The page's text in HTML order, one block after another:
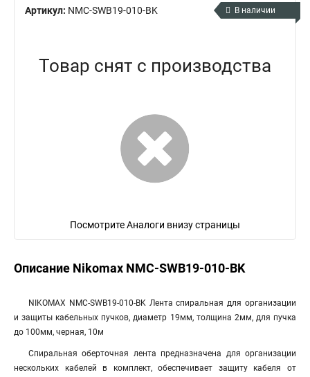
Артикул: NMC-SWB19-010-BK В наличии
Товар снят с производства
Посмотрите Аналоги внизу страницы
Описание Nikomax NMC-SWB19-010-BK
NIKOMAX NMC-SWB19-010-BK Лента спиральная для организации
и защиты кабельных пучков, диаметр 19мм, толщина 2мм, для пучка
до 100мм, черная, 10м
Спиральная оберточная лента предназначена для организации
нескольких кабелей в комплект, обеспечивает защиту кабеля от